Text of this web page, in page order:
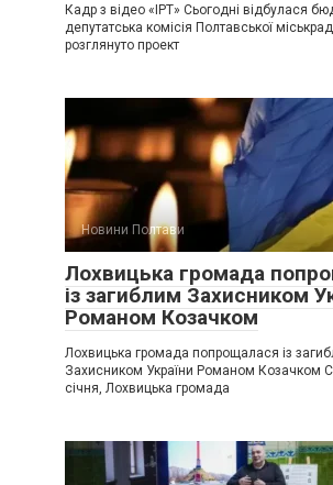
Кадр з відео «ІРТ» Сьогодні відбулася
депутатська комісія Полтавської
розглянуто проект
Новини Полтави
Лохвицька громада
із загиблим Захисником
Романом Козачком
Лохвицька громада попрощалася із
Захисником України Романом Козачком
січня, Лохвицька громада